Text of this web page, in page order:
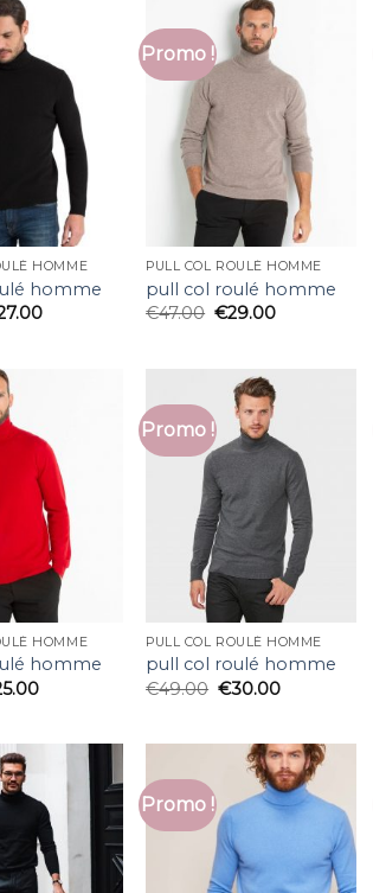
HOMME
homme
Promo !
PULL COL ROULÉ HOMME
pull col roulé homme
€47.00 €29.00
HOMME
homme
Promo !
PULL COL ROULÉ HOMME
pull col roulé homme
€49.00 €30.00
Promo !